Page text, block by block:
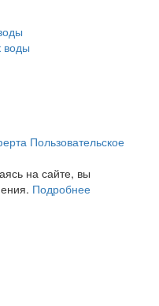
воды
Пользовательское
на сайте, вы
Подробнее